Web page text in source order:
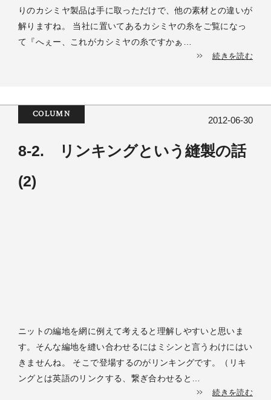
りのカシミヤ製品は手に取っただけで、他の素材との違いが
解りますね。 当社に置いてあるカシミヤの糸をご覧になっ
て『へぇー、これがカシミヤの糸ですかぁ…
続きを読む
COLUMN
2012-06-30
8-2. リンキングという縫製の話
(2)
ニットの編地を網に例えて考えると理解しやすいと思いま
す。そんな編地を縫い合わせるにはミシンと言うわけにはい
きませんね。 そこで登場するのがリンキングです。（リキ
ングとは英語のリンクする、繋ぎ合わせると…
続きを読む